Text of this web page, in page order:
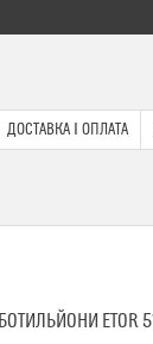
ДОСТАВКА І ОПЛАТА
БОТИЛЬЙОНИ ETOR